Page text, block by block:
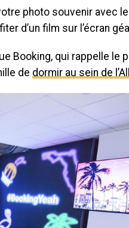
photo souvenir avec
d’un film sur l’écran
Booking, qui rappelle le
de dormir au sein de